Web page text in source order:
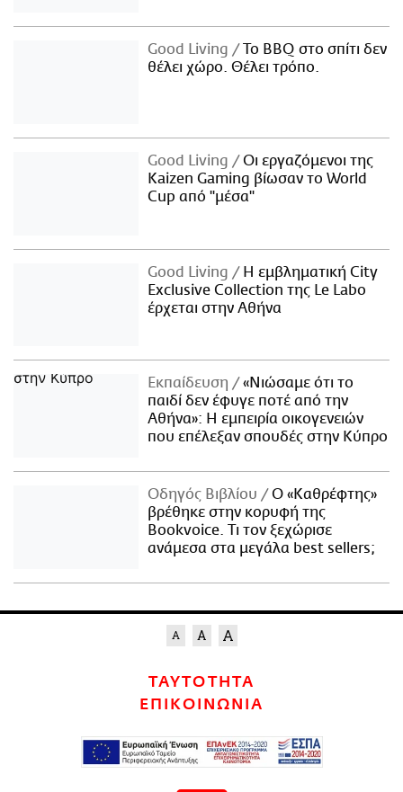
Good Living
Το BBQ στο σπίτι δεν
θέλει χώρο. Θέλει τρόπο.
Good Living
Οι εργαζόμενοι της
Kaizen Gaming βίωσαν το World
Cup από "μέσα"
Good Living
Η εμβληματική City
Exclusive Collection της Le Labo
έρχεται στην Αθήνα
Εκπαίδευση
«Νιώσαμε ότι το
παιδί δεν έφυγε ποτέ από την
Αθήνα»: Η εμπειρία οικογενειών
που επέλεξαν σπουδές στην Κύπρο
Οδηγός Βιβλίου
Ο «Καθρέφτης»
βρέθηκε στην κορυφή της
Bookvoice. Τι τον ξεχώρισε
ανάμεσα στα μεγάλα best sellers;
ΤΑΥΤΟΤΗΤΑ
ΕΠΙΚΟΙΝΩΝΙΑ